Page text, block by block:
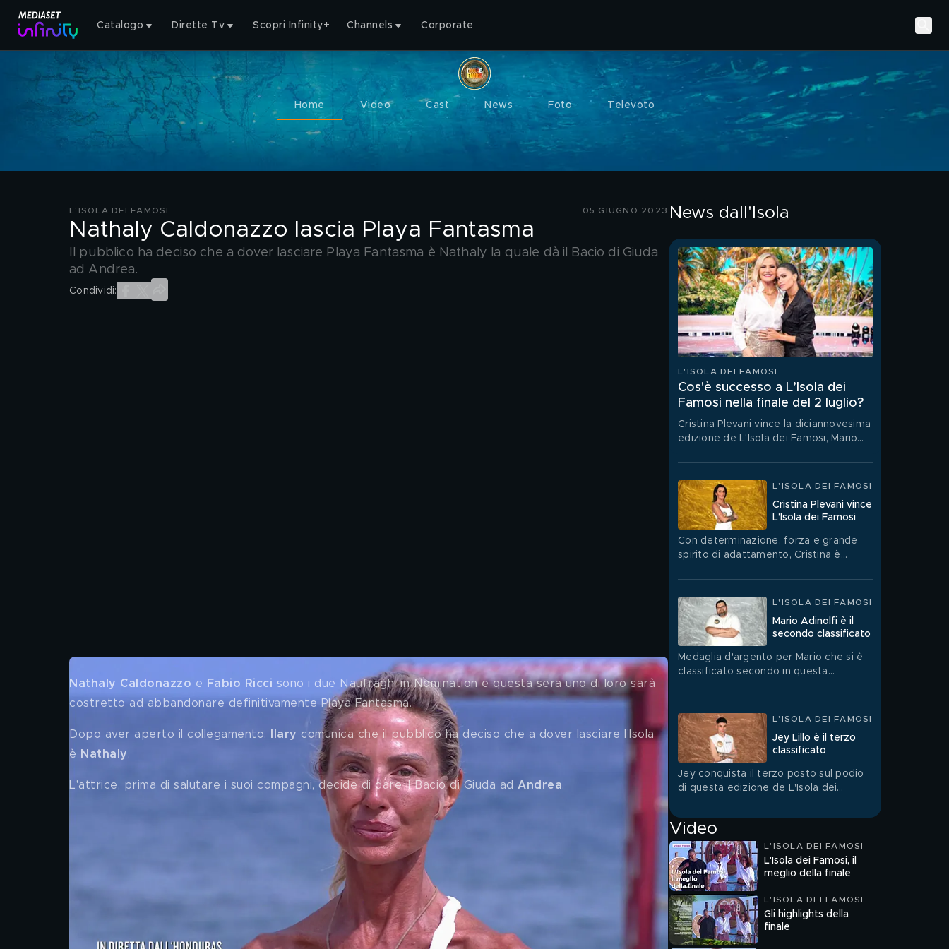
Catalogo Dirette Tv Scopri Infinity+ Channels Corporate
Home Video Cast News Foto Televoto
L'ISOLA DEI FAMOSI 05 GIUGNO 2023
Nathaly Caldonazzo lascia Playa Fantasma
Il pubblico ha deciso che a dover lasciare Playa Fantasma è Nathaly la quale dà il Bacio di Giuda
ad Andrea.
Condividi:
Nathaly Caldonazzo e Fabio Ricci sono i due Naufraghi in Nomination e questa sera uno di loro sarà
costretto ad abbandonare definitivamente Playa Fantasma.
Dopo aver aperto il collegamento, Ilary comunica che il pubblico ha deciso che a dover lasciare l’Isola
è
Nathaly.
L'attrice, prima di salutare i suoi compagni, decide di dare il Bacio di Giuda ad Andrea.
News dall'Isola
L'ISOLA DEI FAMOSI
Cos'è successo a L’Isola dei
Famosi nella finale del 2 luglio?
Cristina Plevani vince la diciannovesima
edizione de L'Isola dei Famosi, Mario
mentre Jey Lillo è il terzo classificato.
L'ISOLA DEI FAMOSI
Cristina Plevani vince
L’Isola dei Famosi
Con determinazione, forza e grande
spirito di adattamento, Cristina è
L’Isola dei Famosi.
L'ISOLA DEI FAMOSI
Mario Adinolfi è il
secondo classificato
Medaglia d'argento per Mario che si è
classificato secondo in questa
Famosi.
L'ISOLA DEI FAMOSI
Jey Lillo è il terzo
classificato
Jey conquista il terzo posto sul podio
di questa edizione de L'Isola dei
Video
L'ISOLA DEI FAMOSI
L'Isola dei Famosi, il
meglio della finale
L'ISOLA DEI FAMOSI
Gli highlights della
finale